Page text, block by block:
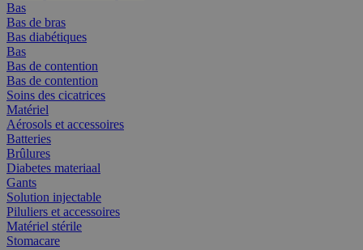
Bas
Bas de bras
Bas diabétiques
Bas
Bas de contention
Bas de contention
Soins des cicatrices
Matériel
Aérosols et accessoires
Batteries
Brûlures
Diabetes materiaal
Gants
Solution injectable
Piluliers et accessoires
Matériel stérile
Stomacare